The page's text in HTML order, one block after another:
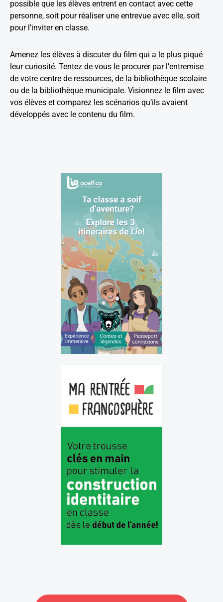
possible que les élèves entrent en contact avec cette
personne, soit pour réaliser une entrevue avec elle, soit
pour l’inviter en classe.
Amenez les élèves à discuter du film qui a le plus piqué
leur curiosité. Tentez de vous le procurer par l’entremise
de votre centre de ressources, de la bibliothèque scolaire
ou de la bibliothèque municipale. Visionnez le film avec
vos élèves et comparez les scénarios qu’ils avaient
développés avec le contenu du film.